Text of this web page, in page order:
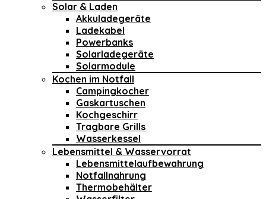
Solar & Laden
Akkuladegeräte
Ladekabel
Powerbanks
Solarladegeräte
Solarmodule
Kochen im Notfall
Campingkocher
Gaskartuschen
Kochgeschirr
Tragbare Grills
Wasserkessel
Lebensmittel & Wasservorrat
Lebensmittelaufbewahrung
Notfallnahrung
Thermobehälter